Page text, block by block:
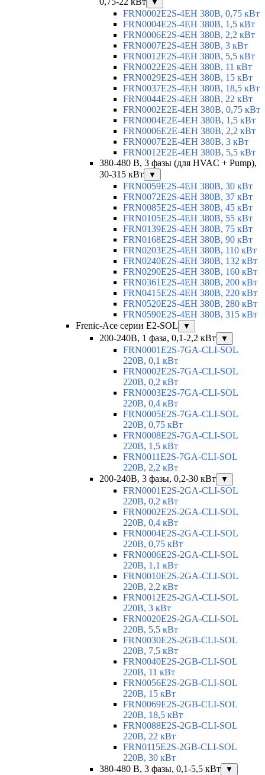
▼
FRN0002E2S-4EH 380В, 0,75 кВт
FRN0004E2S-4EH 380В, 1,5 кВт
FRN0006E2S-4EH 380В, 2,2 кВт
FRN0007E2S-4EH 380В, 3 кВт
FRN0012E2S-4EH 380В, 5,5 кВт
FRN0022E2S-4EH 380В, 11 кВт
FRN0029E2S-4EH 380В, 15 кВт
FRN0037E2S-4EH 380В, 18,5 кВт
FRN0044E2S-4EH 380В, 22 кВт
FRN0002E2E-4EH 380В, 0,75 кВт
FRN0004E2E-4EH 380В, 1,5 кВт
FRN0006E2E-4EH 380В, 2,2 кВт
FRN0007E2E-4EH 380В, 3 кВт
FRN0012E2E-4EH 380В, 5,5 кВт
380-480 В, 3 фазы (для HVAC + Pump),
30-315 кВт
▼
FRN0059E2S-4EH 380В, 30 кВт
FRN0072E2S-4EH 380В, 37 кВт
FRN0085E2S-4EH 380В, 45 кВт
FRN0105E2S-4EH 380В, 55 кВт
FRN0139E2S-4EH 380В, 75 кВт
FRN0168E2S-4EH 380В, 90 кВт
FRN0203E2S-4EH 380В, 110 кВт
FRN0240E2S-4EH 380В, 132 кВт
FRN0290E2S-4EH 380В, 160 кВт
FRN0361E2S-4EH 380В, 200 кВт
FRN0415E2S-4EH 380В, 220 кВт
FRN0520E2S-4EH 380В, 280 кВт
FRN0590E2S-4EH 380В, 315 кВт
Frenic-Ace серии E2-SOL
▼
200-240В, 1 фаза, 0,1-2,2 кВт ▼
FRN0001E2S-7GA-CLI-SOL
220В, 0,1 кВт
FRN0002E2S-7GA-CLI-SOL
220В, 0,2 кВт
FRN0003E2S-7GA-CLI-SOL
220В, 0,4 кВт
FRN0005E2S-7GA-CLI-SOL
220В, 0,75 кВт
FRN0008E2S-7GA-CLI-SOL
220В, 1,5 кВт
FRN0011E2S-7GA-CLI-SOL
220В, 2,2 кВт
200-240В, 3 фазы, 0,2-30 кВт
▼
FRN0001E2S-2GA-CLI-SOL
220В, 0,2 кВт
FRN0002E2S-2GA-CLI-SOL
220В, 0,4 кВт
FRN0004E2S-2GA-CLI-SOL
220В, 0,75 кВт
FRN0006E2S-2GA-CLI-SOL
220В, 1,1 кВт
FRN0010E2S-2GA-CLI-SOL
220В, 2,2 кВт
FRN0012E2S-2GA-CLI-SOL
220В, 3 кВт
FRN0020E2S-2GA-CLI-SOL
220В, 5,5 кВт
FRN0030E2S-2GB-CLI-SOL
220В, 7,5 кВт
FRN0040E2S-2GB-CLI-SOL
220В, 11 кВт
FRN0056E2S-2GB-CLI-SOL
220В, 15 кВт
FRN0069E2S-2GB-CLI-SOL
220В, 18,5 кВт
FRN0088E2S-2GB-CLI-SOL
220В, 22 кВт
FRN0115E2S-2GB-CLI-SOL
220В, 30 кВт
380-480 В, 3 фазы, 0,1-5,5 кВт
▼